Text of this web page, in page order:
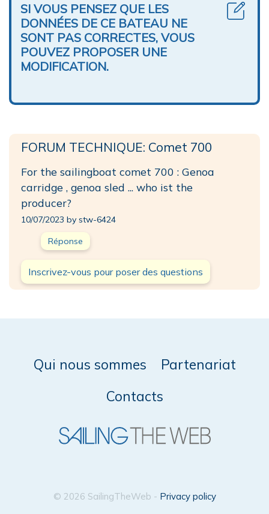
SI VOUS PENSEZ QUE LES
DONNÉES DE CE BATEAU NE
SONT PAS CORRECTES, VOUS
POUVEZ PROPOSER UNE
MODIFICATION.
FORUM TECHNIQUE: Comet 700
For the sailingboat comet 700 : Genoa
carridge , genoa sled ... who ist the
producer?
10/07/2023 by stw-6424
Réponse
Inscrivez-vous pour poser des questions
Qui nous sommes
Partenariat
Contacts
© 2026 SailingTheWeb - Privacy policy